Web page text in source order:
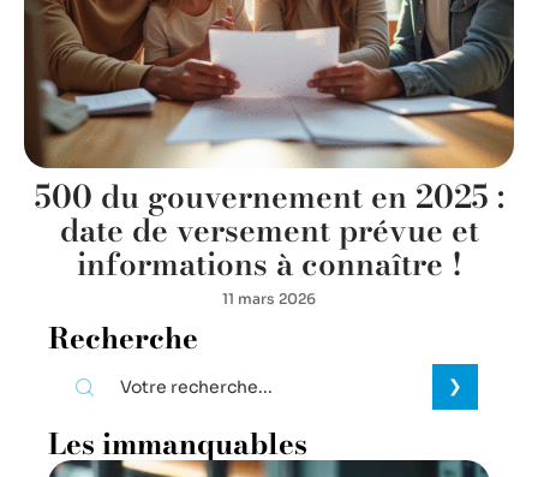
500 du gouvernement en 2025 :
date de versement prévue et
informations à connaître !
11 mars 2026
Recherche
Les immanquables